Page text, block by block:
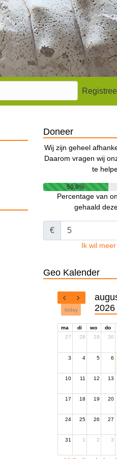
Doneer
Wij zijn geheel
Daarom vragen wij
te
50.0%
Percentage van
gehaald
€
Ik wil
Geo Kalender
today
2026
ma di wo do
27
28 29 30
3 4 5 6
10 11 12 13
17 18 19 20
24 25 26 27
31 1 2 3